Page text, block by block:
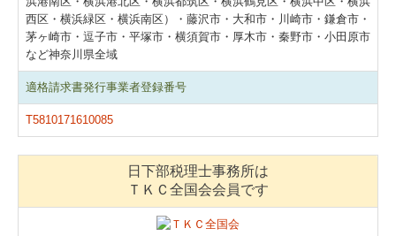
西区・横浜緑区・横浜南区）・藤沢市・大和市・川崎市・鎌倉市・
茅ヶ崎市・逗子市・平塚市・横須賀市・厚木市・秦野市・小田原市
など神奈川県全域
適格請求書発行事業者登録番号
T5810171610085
日下部税理士事務所は
ＴＫＣ全国会会員です